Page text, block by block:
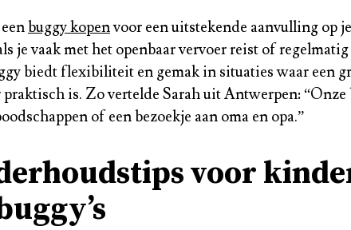
buggy kopenvoor een uitstekende aanvulling op
je vaak met het openbaar vervoer reist of
biedt flexibiliteit en gemak in situaties waar een
is. Zo vertelde Sarah uit Antwerpen: “Onze
of een bezoekje aan oma en opa.”
voor